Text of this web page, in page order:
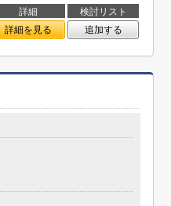
詳細
検討リスト
詳細を見る 追加する